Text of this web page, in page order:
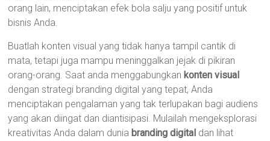
orang lain, menciptakan efek bola salju yang positif untuk
bisnis Anda.
Buatlah konten visual yang tidak hanya tampil cantik di
mata, tetapi juga mampu meninggalkan jejak di pikiran
orang-orang. Saat anda menggabungkan konten visual
dengan strategi branding digital yang tepat, Anda
menciptakan pengalaman yang tak terlupakan bagi audiens
yang akan diingat dan diantisipasi. Mulailah mengeksplorasi
kreativitas Anda dalam dunia branding digital dan lihat